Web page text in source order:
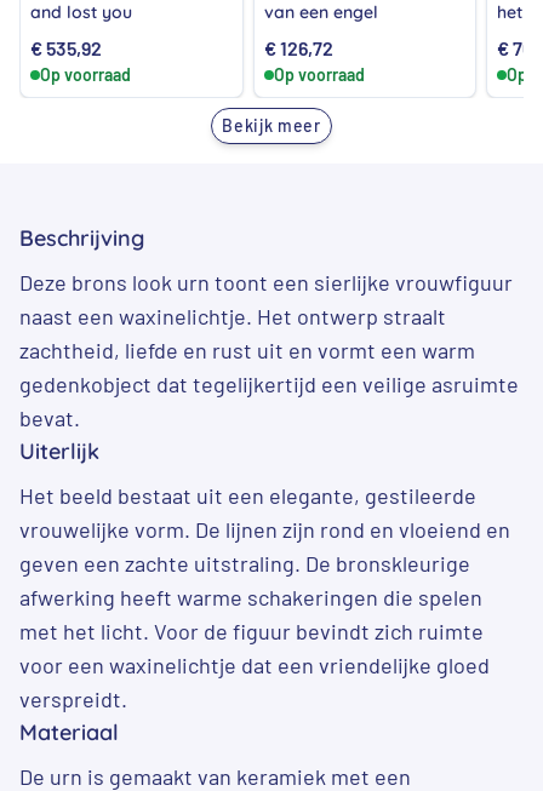
and lost you
€535,92
Op voorraad
van een engel
€126,72
Op voorraad
het
€
Op
Bekijk meer
Beschrijving
Deze brons look urn toont een sierlijke vrouwfiguur
naast een waxinelichtje. Het ontwerp straalt
zachtheid, liefde en rust uit en vormt een warm
gedenkobject dat tegelijkertijd een veilige asruimte
bevat.
Uiterlijk
Het beeld bestaat uit een elegante, gestileerde
vrouwelijke vorm. De lijnen zijn rond en vloeiend en
geven een zachte uitstraling. De bronskleurige
afwerking heeft warme schakeringen die spelen
met het licht. Voor de figuur bevindt zich ruimte
voor een waxinelichtje dat een vriendelijke gloed
verspreidt.
Materiaal
De urn is gemaakt van keramiek met een